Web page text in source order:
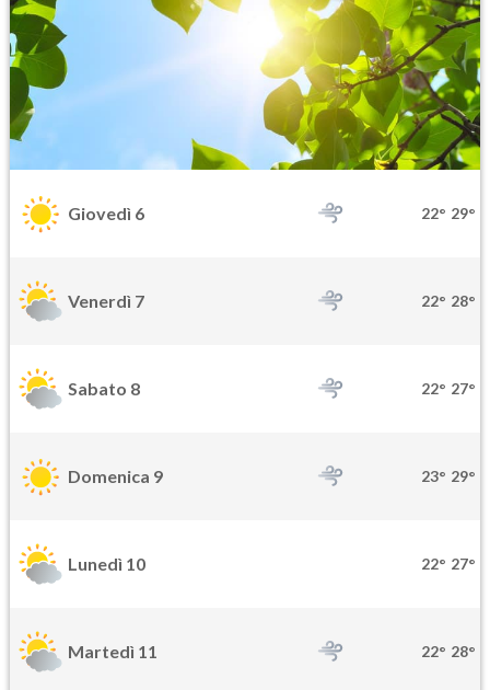
Giovedì 6 22° 29°
Venerdì 7 22° 28°
Sabato 8 22° 27°
Domenica 9 23° 29°
Lunedì 10 22° 27°
Martedì 11 22° 28°